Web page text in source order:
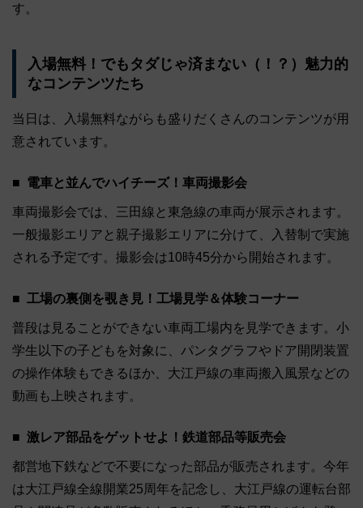
す。
入場無料！でもタダじゃ済まない（！？）魅力的
なコンテンツたち
当日は、入場無料ながらも盛りだくさんのコンテンツが用
意されています。
電車と並んでハイチーズ！車両撮影会
車両撮影会では、三田線と東急線の車両が展示されます。
一般撮影エリアと親子撮影エリアに分けて、入替制で実施
される予定です。撮影会は10時45分から開始されます。
工場の裏側を覗き見！工場見学＆体験コーナー
普段は見ることができない車両工場内を見学できます。小
学生以下の子どもを対象に、パンタグラフやドア開閉装置
の操作体験もできるほか、大江戸線の車両搬入風景などの
動画も上映されます。
激レア部品をゲットせよ！鉄道部品等販売会
都営地下鉄などで不要になった部品が販売されます。今年
は大江戸線全線開業25周年を記念し、大江戸線の運転台部